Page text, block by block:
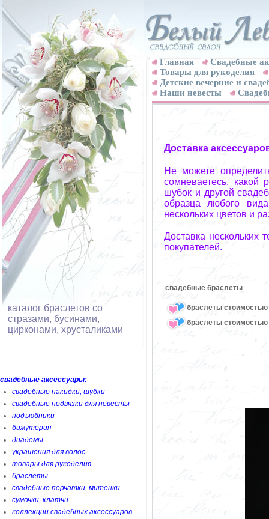
каталог браслетов со
стразами, бусинами,
цирконами, хрусталиками
свадебные аксессуары:
свадебные накидки, шубки
свадебные подвязки для невесты
подъюбники
бижутерия
диадемы
украшения для волос
товары для рукоделия
браслеты
свадебные перчатки, митенки
сумочки, клатчи
коллекции свадебных аксессуаров
Главная
Свадебные
Товары для рукоделия
Детские вечерние и
Наши невесты
Доставка
Не можете
сомневаетесь, какой
шубок и другой
образца любого
нескольких цветов и
Доставка нескольких
покупателей.
свадебные браслеты
браслеты
браслеты стоимостью